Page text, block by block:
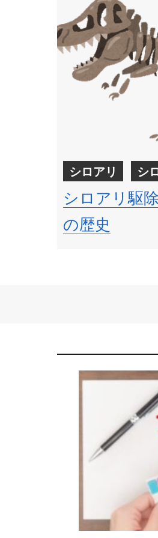
シロアリ シ
シロアリ駆
の歴史